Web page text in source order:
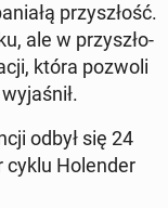
przy­szłość.
ale w przy­szło­
która pozwoli
odbył się 24
cyklu Ho­len­der